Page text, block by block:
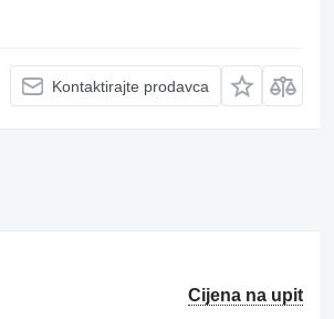
Kontaktirajte prodavca
Cijena na upit